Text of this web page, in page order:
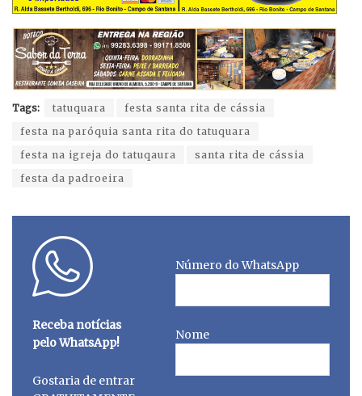
Tags: tatuquara
festa santa rita de cássia
festa na paróquia santa rita do tatuquara
festa na igreja do tatuqaura
santa rita de cássia
festa da padroeira
Receba notícias
pelo WhatsApp!
Gostaria de entrar
Número do WhatsApp
Nome